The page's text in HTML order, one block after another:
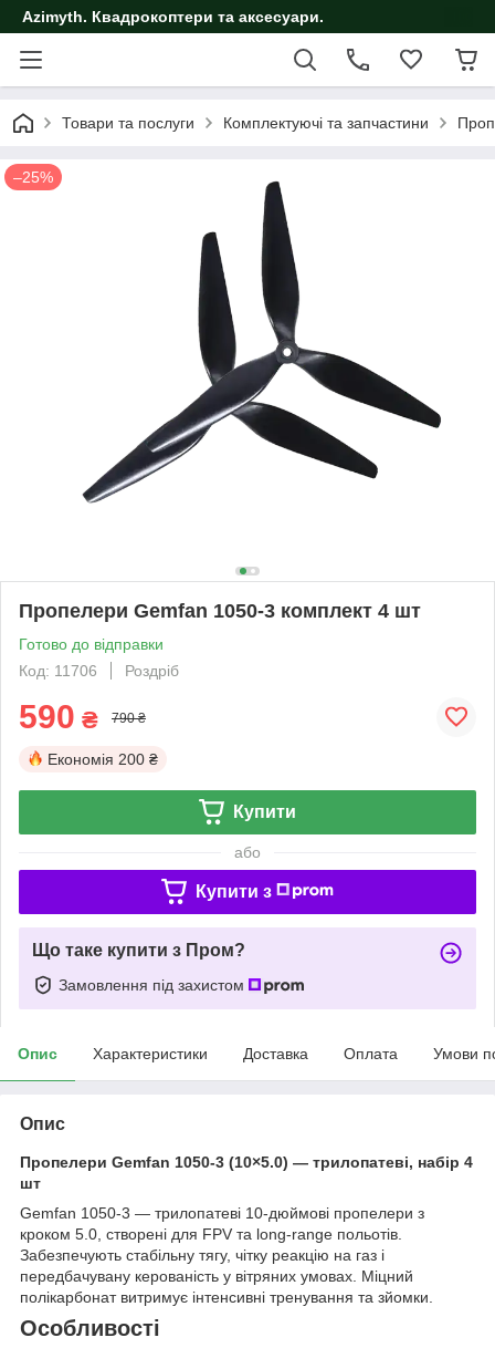
Azimyth. Квадрокоптери та аксесуари.
Товари та послуги Комплектуючі та запчастини
–25%
Пропелери Gemfan 1050-3 комплект 4 шт
Готово до відправки
Код: 11706
Роздріб
590 ₴ 790 ₴
Економія 200 ₴
Купити
або
Купити з
Що таке купити з Пром?
Замовлення під захистом
Опис Характеристики Доставка Оплата Умови
Опис
Пропелери Gemfan 1050-3 (10×5.0) — трилопатеві, набір 4
шт
Gemfan 1050-3 — трилопатеві 10-дюймові пропелери з
кроком 5.0, створені для FPV та long-range польотів.
Забезпечують стабільну тягу, чітку реакцію на газ і
передбачувану керованість у вітряних умовах. Міцний
полікарбонат витримує інтенсивні тренування та зйомки.
Особливості